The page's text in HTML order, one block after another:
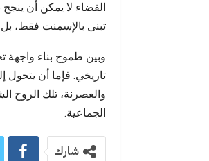
الفضاء لا يمكن أن
تبنى بالإسمنت فقط، بل
وبين طموح بناء
تاريخي. فإما أن يتحول
والعصرنة، تلك الروح
الجماعية.
شارك